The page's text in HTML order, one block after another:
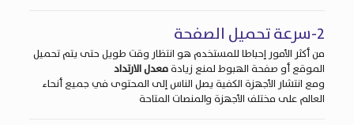
2-سرعة تحميل الصفحة
من أكثر الأمور إحباطا للمستخدم هو انتظار وقت طويل حتى يتم تحميل
الموقع أو صفحة الهبوط لمنع زيادةمعدل الارتداد
ومع انتشار الأجهزة الكفية يصل الناس إلى المحتوى في جميع أنحاء
العالم على مختلف الأجهزة والمنصات المتاحة